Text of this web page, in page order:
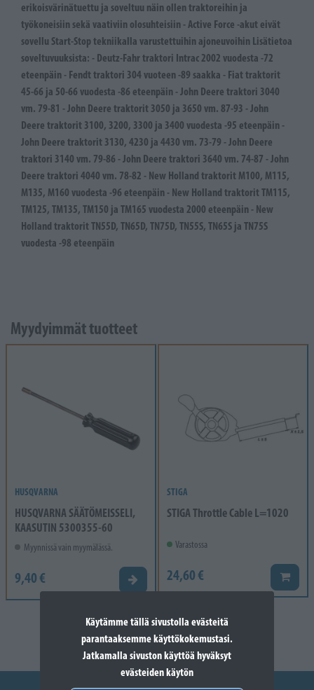
Käytämme tällä sivustolla evästeitä
parantaaksemme käyttökokemustasi.
Jatkamalla sivuston käyttöä hyväksyt
evästeiden käytön
erikoisvärinätuettu ja soveltuu näin ollen traktoreihin ja
työkoneisiin sekä vaativiin olosuhteisiin - Active Force -akut eivät
sovellu Start-Stop tekniikalla varustettuihin ajoneuvoihin Lisätietoa
soveltuvuuksista: - Deutz-Fahr traktori Intrac 2002 vuodesta -72
eteenpäin - Fendt traktori 304 vuoteen -89 saakka - Fiat traktorit
45-66 ja 50-66 vuodesta -86 eteenpäin - John Deere traktori 3040
vm. 79-81 - John Deere traktorit 3050 ja 3650 vm. 87-93 - John
Deere traktorit 3100, 3200, 3300 ja 3400 vuodesta -95 eteenpäin -
John Deere traktorit 3130, 4230 ja 4430 vm. 73-79 - John Deere
traktori 3140 vm. 79-86 - John Deere traktori 3640 vm. 74-87 - John
Deere traktori 4040 vm. 78-82 - New Holland traktorit M100, M115,
M135, M160 vuodesta -96 eteenpäin - New Holland traktorit TM115,
TM125, TM135, TM150 ja TM165 vuodesta 2000 eteenpäin - New
Holland traktorit TN55D, TN65D, TN75D, TN55S, TN65S ja TN75S
vuodesta -98 eteenpäin
Myydyimmät tuotteet
HUSQVARNA
HUSQVARNA SÄÄTÖMEISSELI,
KAASUTIN 5300355-60
Myynnissä vain myymälässä.
9,40 € Valitse vaihtoehto
STIGA
STIGA Throttle Cable L=1020
Varastossa
24,60 € Lisää